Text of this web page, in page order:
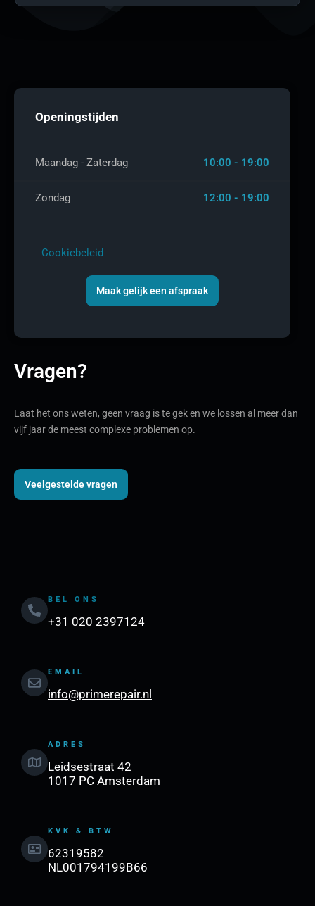
Openingstijden
Maandag - Zaterdag 10:00 - 19:00
Zondag 12:00 - 19:00
Cookiebeleid
Maak gelijk een afspraak
Vragen?
Laat het ons weten, geen vraag is te gek en we lossen al meer dan
vijf jaar de meest complexe problemen op.
Veelgestelde vragen
BEL ONS
+31 020 2397124
EMAIL
info@primerepair.nl
ADRES
Leidsestraat 42
1017 PC Amsterdam
KVK & BTW
62319582
NL001794199B66